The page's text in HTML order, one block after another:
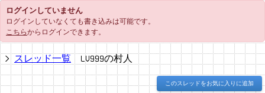
ログインしていません
ログインしていなくても書き込みは可能です。
こちらからログインできます。
スレッド一覧 LV999の村人
このスレッドをお気に入りに追加